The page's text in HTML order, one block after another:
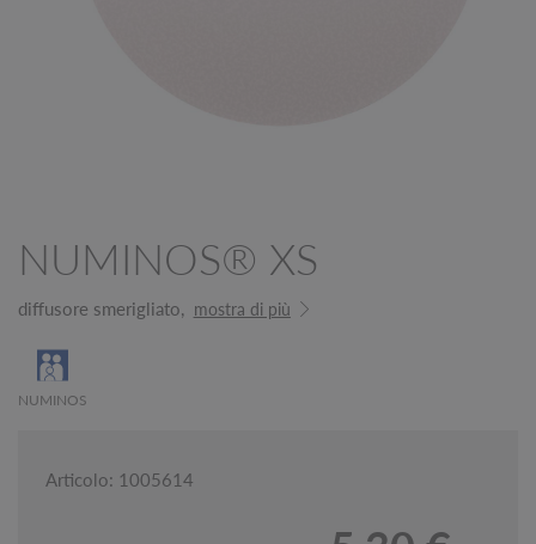
NUMINOS® XS
diffusore smerigliato, mostra di più
NUMINOS
Articolo: 1005614